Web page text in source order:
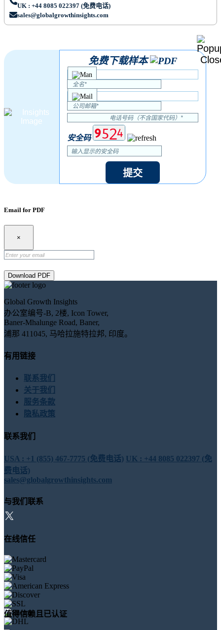
UK : +44 8085 022397 (免费电话)
sales@globalgrowthinsights.com
免费下载样本
安全码
提交
Email for PDF
×
Download PDF
Global Growth Insights
办公室编号-B, 2楼, Icon Tower,
Baner-Mhalunge Road, Baner,
浦那 411045, 马哈拉施特拉邦, 印度。
有用链接
联系我们
关于我们
服务条款
隐私政策
联系我们
USA : +1 (855) 467-7775 (免费电话) UK : +44 8085 022397 (免
费电话)
sales@globalgrowthinsights.com
与我们联系
在线信任
值得信赖且已认证